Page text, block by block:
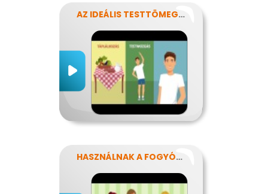
AZ IDEÁLIS TESTTÖMEG TITKAI
HASZNÁLNAK A FOGYÓKÚRÁK?